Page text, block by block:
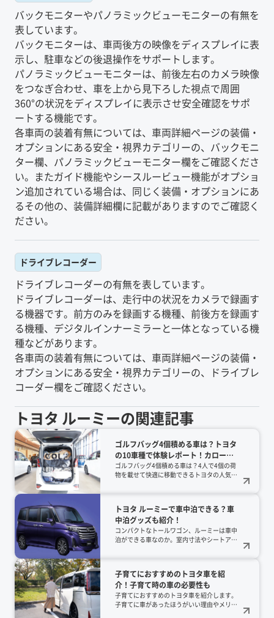
バックモニターやパノラミックビューモニターの有無を
表しています。
バックモニターは、車両後方の映像をディスプレイに表
示し、駐車などの後退操作をサポートします。
パノラミックビューモニターは、前後左右のカメラ映像
をつなぎ合わせ、車を上から見下ろした視点で周囲
360°の状況をディスプレイに表示させ安全確認をサポ
ートする機能です。
各車両の装着有無については、車両詳細ページの装備・
オプションにある安全・視界カテゴリーの、バックモニ
ター欄、パノラミックビューモニター欄をご確認くださ
い。またガイド機能やシースルービュー機能がオプショ
ン追加されている場合は、同じく装備・オプションにあ
るその他の、装備詳細欄に記載がありますのでご確認く
ださい。
ドライブレコーダー
ドライブレコーダーの有無を表しています。
ドライブレコーダーは、走行中の状況をカメラで録画す
る機器です。前方のみを録画する機種、前後方を録画す
る機種、デジタルインナーミラーと一体となっている機
種などがあります。
各車両の装着有無については、車両詳細ページの装備・
オプションにある安全・視界カテゴリーの、ドライブレ
コーダー欄をご確認ください。
トヨタ ルーミーの関連記事
ゴルフバッグ4個積める車は？トヨタ
の10車種で体験レポート！カローラ
クロス、ライズ、ハリアー、ランク
ルなどの人気SUVやミニバン、ルー
ゴルフバッグ4個積める車は？4人で4個の荷
物を載せて快適に移動できるトヨタの人気10
わからないリアルな収納術を公開中です。
トヨタ ルーミーで車中泊できる？車
中泊グッズも紹介！
コンパクトなトールワゴン、ルーミーは車中
泊ができる車なのか。室内寸法やシートアレ
ださい。
子育てにおすすめのトヨタ車を紹
介！子育て時の車の必要性も
子育てにおすすめのトヨタ車を紹介します。
子育てに車があったほうがいい理由やメリッ